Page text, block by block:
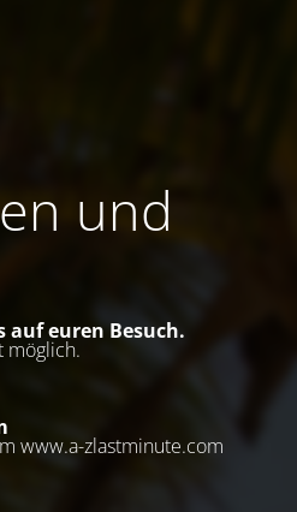
und
auf euren Besuch.
möglich.
www.a-zlastminute.com